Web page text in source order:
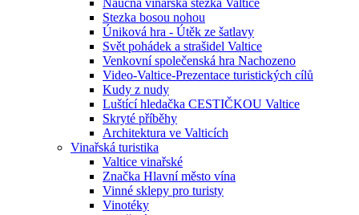
Naučná vinařská stezka Valtice
Stezka bosou nohou
Úniková hra - Útěk ze šatlavy
Svět pohádek a strašidel Valtice
Venkovní společenská hra Nachozeno
Video-Valtice-Prezentace turistických cílů
Kudy z nudy
Luštící hledačka CESTIČKOU Valtice
Skryté příběhy
Architektura ve Valticích
Vinařská turistika
Valtice vinařské
Značka Hlavní město vína
Vinné sklepy pro turisty
Vinotéky